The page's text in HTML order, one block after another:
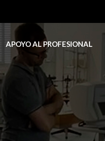
APOYO AL PROFESIONAL